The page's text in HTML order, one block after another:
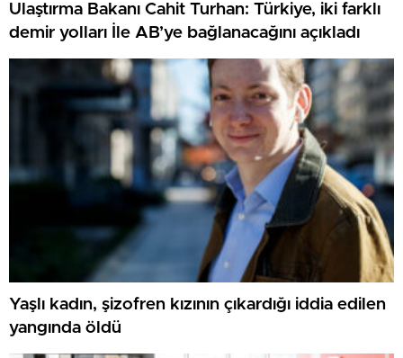
Ulaştırma Bakanı Cahit Turhan: Türkiye, iki farklı
demir yolları İle AB’ye bağlanacağını açıkladı
Yaşlı kadın, şizofren kızının çıkardığı iddia edilen
yangında öldü